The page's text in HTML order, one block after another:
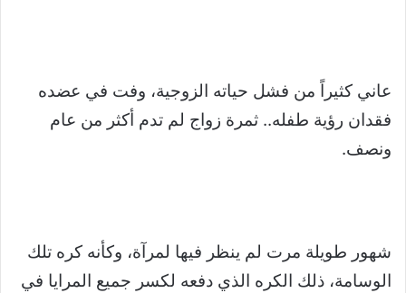
عاني كثيراً من فشل حياته الزوجية، وفت في عضده
فقدان رؤية طفله.. ثمرة زواج لم تدم أكثر من عام
ونصف.
شهور طويلة مرت لم ينظر فيها لمرآة، وكأنه كره تلك
الوسامة، ذلك الكره الذي دفعه لكسر جميع المرايا في